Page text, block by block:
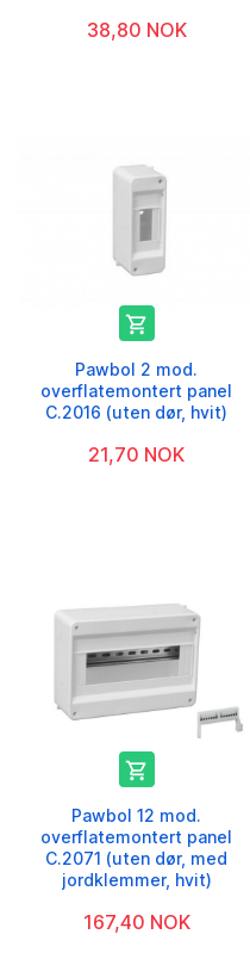
38,80 NOK

Pawbol 2 mod.
overflatemontert panel
C.2016 (uten dør, hvit)
21,70 NOK

Pawbol 12 mod.
overflatemontert panel
C.2071 (uten dør, med
jordklemmer, hvit)
167,40 NOK